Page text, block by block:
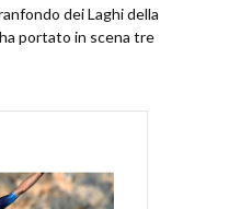
dei Laghi della
portato in scena tre